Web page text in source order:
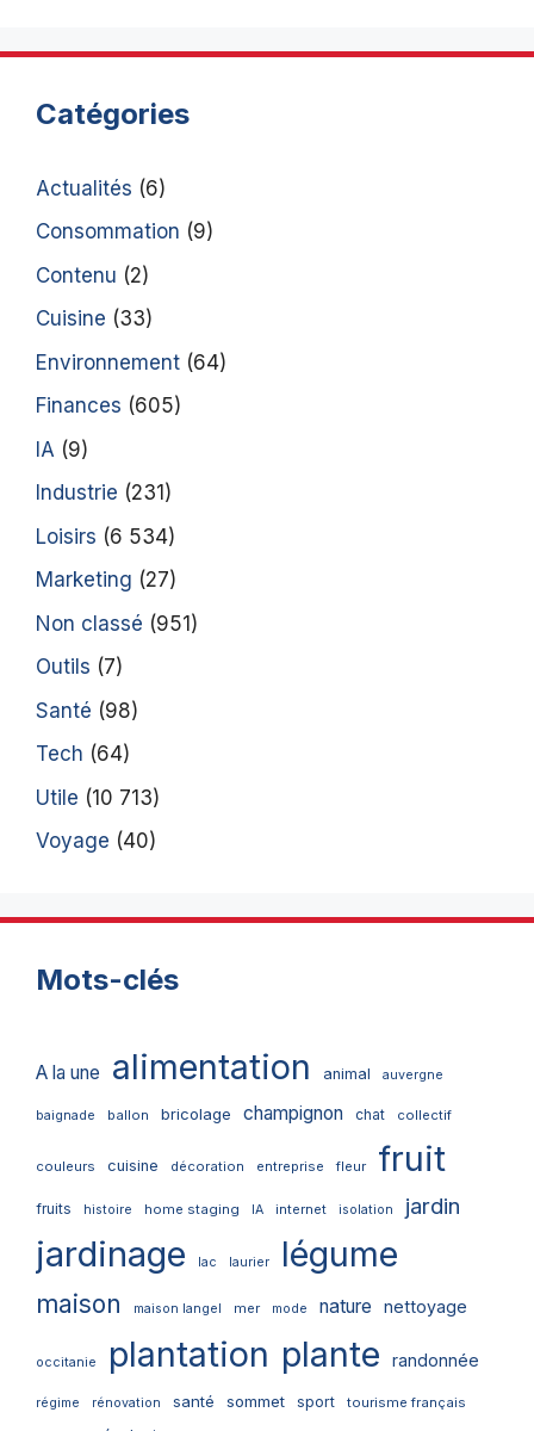
Catégories
Actualités (6)
Consommation (9)
Contenu (2)
Cuisine (33)
Environnement (64)
Finances (605)
IA (9)
Industrie (231)
Loisirs (6 534)
Marketing (27)
Non classé (951)
Outils (7)
Santé (98)
Tech (64)
Utile (10 713)
Voyage (40)
Mots-clés
A la une alimentation animal auvergne
baignade ballon bricolage champignon chat collectif
couleurs cuisine décoration entreprise fleur fruit
fruits histoire home staging IA internet isolation jardin
jardinage lac laurier légume
maison maison langel mer mode nature nettoyage
occitanie plantation plante randonnée
régime rénovation santé sommet sport tourisme français